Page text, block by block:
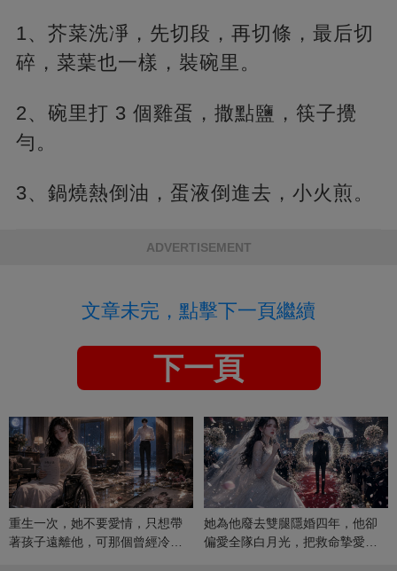
1、芥菜洗凈，先切段，再切條，最后切
碎，菜葉也一樣，裝碗里。
2、碗里打 3 個雞蛋，撒點鹽，筷子攪
勻。
3、鍋燒熱倒油，蛋液倒進去，小火煎。
ADVERTISEMENT
文章未完，點擊下一頁繼續
下一頁
重生一次，她不要愛情，只想帶
著孩子遠離他，可那個曾經冷漠
她為他廢去雙腿隱婚四年，他卻
偏愛全隊白月光，把救命摯愛當